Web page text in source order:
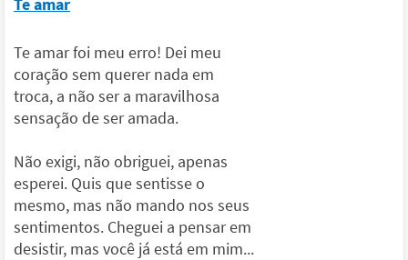
Te amar foi meu erro! Dei meu
coração sem querer nada em
troca, a não ser a maravilhosa
sensação de ser amada.
Não exigi, não obriguei, apenas
esperei. Quis que sentisse o
mesmo, mas não mando nos seus
sentimentos. Cheguei a pensar em
desistir, mas você já está em mim...